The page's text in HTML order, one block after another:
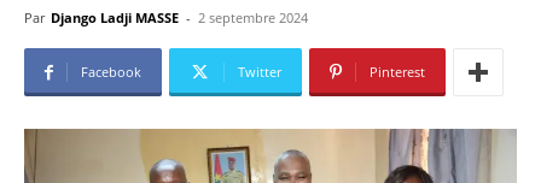
Par Django Ladji MASSE - 2 septembre 2024
Facebook Twitter Pinterest